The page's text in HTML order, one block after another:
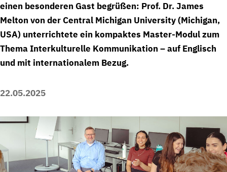
einen besonderen Gast begrüßen: Prof. Dr. James
Melton von der Central Michigan University (Michigan,
USA) unterrichtete ein kompaktes Master-Modul zum
Thema Interkulturelle Kommunikation – auf Englisch
und mit internationalem Bezug.
22.05.2025